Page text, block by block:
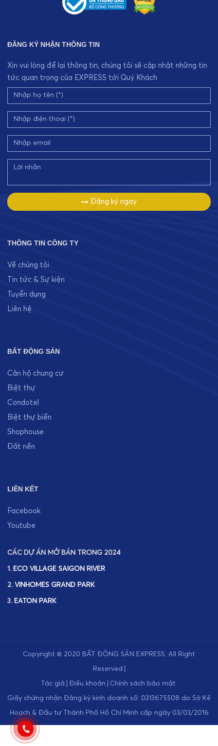
ĐĂNG KÝ NHẬN THÔNG TIN
Xin vui lòng để lại thông tin, chúng tôi sẽ cập nhật những tin
tức quan trọng của EXPRESS tới Quý Khách
Đăng ký ngay
THÔNG TIN CÔNG TY
Về chúng tôi
Tin tức & Sự kiện
Tuyển dụng
Liên hệ
BẤT ĐỘNG SẢN
Căn hộ chung cư
Biệt thự
Condotel
Biệt thự biển
Shophouse
Đất nền
LIÊN KẾT
Facebook
Youtube
CÁC DỰ ÁN MỞ BÁN TRONG 2024
1. ECO VILLAGE SAIGON RIVER
2. VINHOMES GRAND PARK
3. EATON PARK
Copyright © 2020 BẤT ĐỘNG SẢN EXPRESS All Right
Reserved
Tác giả Điều khoản Chính sách bảo mật
Giấy chứng nhận Đăng ký kinh doanh số: 0313675508 do Sở Kế
Hoạch & Đầu tư Thành Phố Hồ Chí Minh cấp ngày 03/03/2016